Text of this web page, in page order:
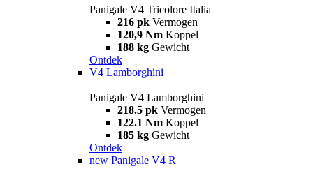
Panigale V4 Tricolore Italia
216 pk Vermogen
120,9 Nm Koppel
188 kg Gewicht
Ontdek
V4 Lamborghini
Panigale V4 Lamborghini
218.5 pk Vermogen
122.1 Nm Koppel
185 kg Gewicht
Ontdek
new Panigale V4 R